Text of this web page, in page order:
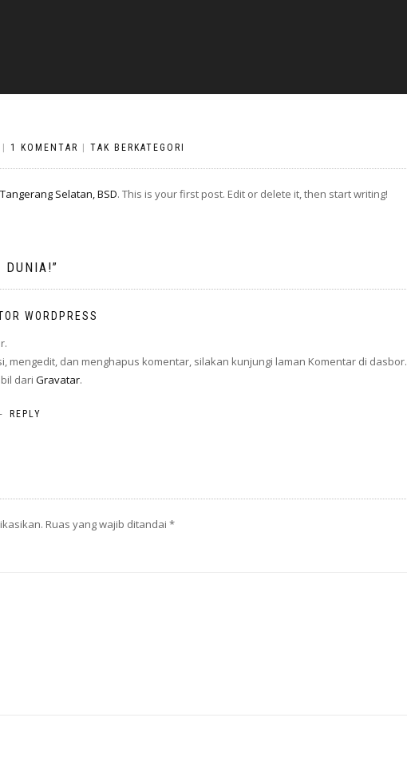
1 KOMENTAR TAK BERKATEGORI
Selatan, BSD. This is your first post. Edit or delete it, then start writing!
DUNIA!”
WORDPRESS
mengedit, dan menghapus komentar, silakan kunjungi laman Komentar di dasbor.
dari Gravatar.
- REPLY
Ruas yang wajib ditandai *